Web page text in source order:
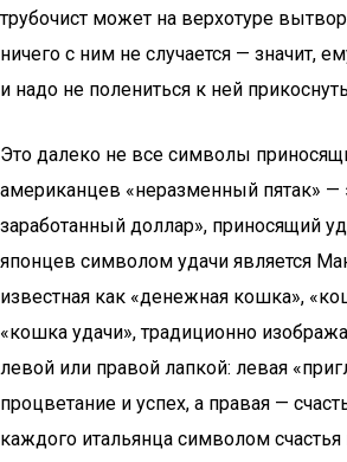
трубочист может на верхотуре
ничего с ним не случается — значит,
и надо не полениться к ней
Это далеко не все символы
американцев «неразменный пятак» —
заработанный доллар», приносящий
японцев символом удачи является
известная как «денежная кошка»,
«кошка удачи», традиционно
левой или правой лапкой: левая
процветание и успех, а правая —
каждого итальянца символом счастья